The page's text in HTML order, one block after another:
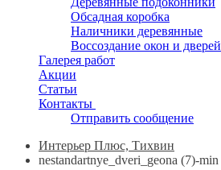
Обсадная коробка
Наличники деревянные
Воссоздание окон и дверей
Галерея работ
Акции
Статьи
Контакты
Отправить сообщение
Интерьер Плюс, Тихвин
nestandartnye_dveri_geona (7)-min